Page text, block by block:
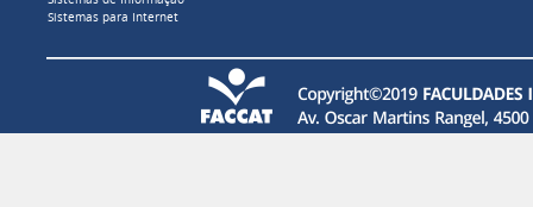
Sistemas para Internet